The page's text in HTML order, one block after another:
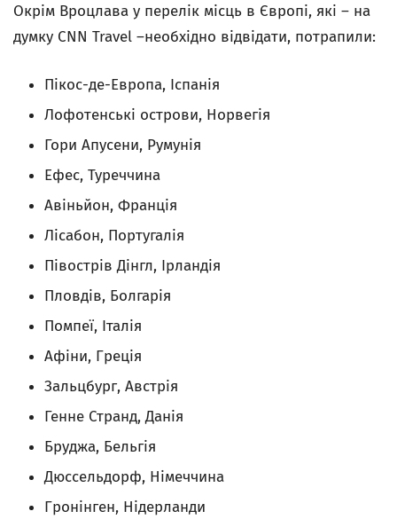
Окрім Вроцлава у перелік місць в Європі, які – на
думку CNN Travel –необхідно відвідати, потрапили:
Пікос-де-Европа, Іспанія
Лофотенські острови, Норвегія
Гори Апусени, Румунія
Ефес, Туреччина
Авіньйон, Франція
Лісабон, Португалія
Півострів Дінгл, Ірландія
Пловдів, Болгарія
Помпеї, Італія
Афіни, Греція
Зальцбург, Австрія
Генне Странд, Данія
Бруджа, Бельгія
Дюссельдорф, Німеччина
Гронінген, Нідерланди